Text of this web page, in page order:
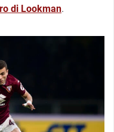
di Lookman.